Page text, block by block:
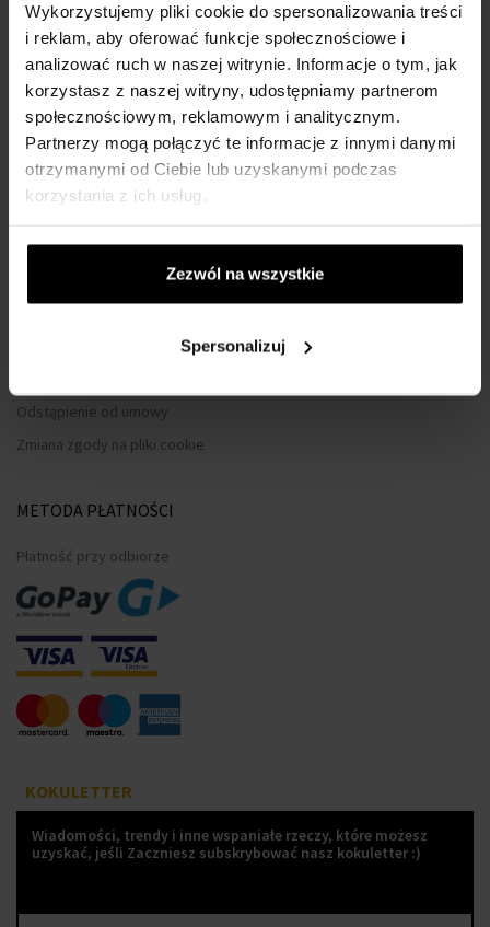
Wykorzystujemy pliki cookie do spersonalizowania treści
i reklam, aby oferować funkcje społecznościowe i
analizować ruch w naszej witrynie. Informacje o tym, jak
korzystasz z naszej witryny, udostępniamy partnerom
społecznościowym, reklamowym i analitycznym.
Partnerzy mogą połączyć te informacje z innymi danymi
otrzymanymi od Ciebie lub uzyskanymi podczas
korzystania z ich usług.
Zezwól na wszystkie
Spersonalizuj
Program lojalnościowy
Regulamin zakupów
Prywatność
Formularz reklamacyjny
Sposób dostawy
Kiedy otrzymam zamówiony towar?
Co to jest tester perfum?
Wodoszczelność zegarków
Często Zadawane Pytania
Odstąpienie od umowy
Zmiana zgody na pliki cookie
METODA PŁATNOŚCI
Płatność przy odbiorze
KOKULETTER
Wiadomości, trendy i inne wspaniałe rzeczy, które możesz
uzyskać, jeśli Zaczniesz subskrybować nasz kokuletter :)